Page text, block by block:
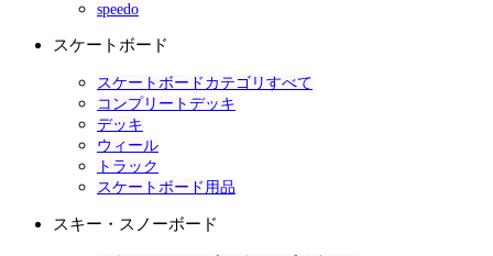
speedo
スケートボード
スケートボードカテゴリすべて
コンプリートデッキ
デッキ
ウィール
トラック
スケートボード用品
スキー・スノーボード